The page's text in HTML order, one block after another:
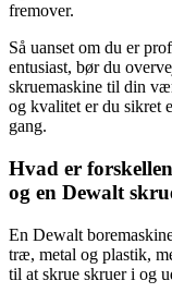
fremover.
Så uanset om du er
entusiast, bør du
skruemaskine til din
og kvalitet er du sikret
gang.
Hvad er
og en Dewalt
En Dewalt
træ, metal og plastik,
til at skrue skruer i og